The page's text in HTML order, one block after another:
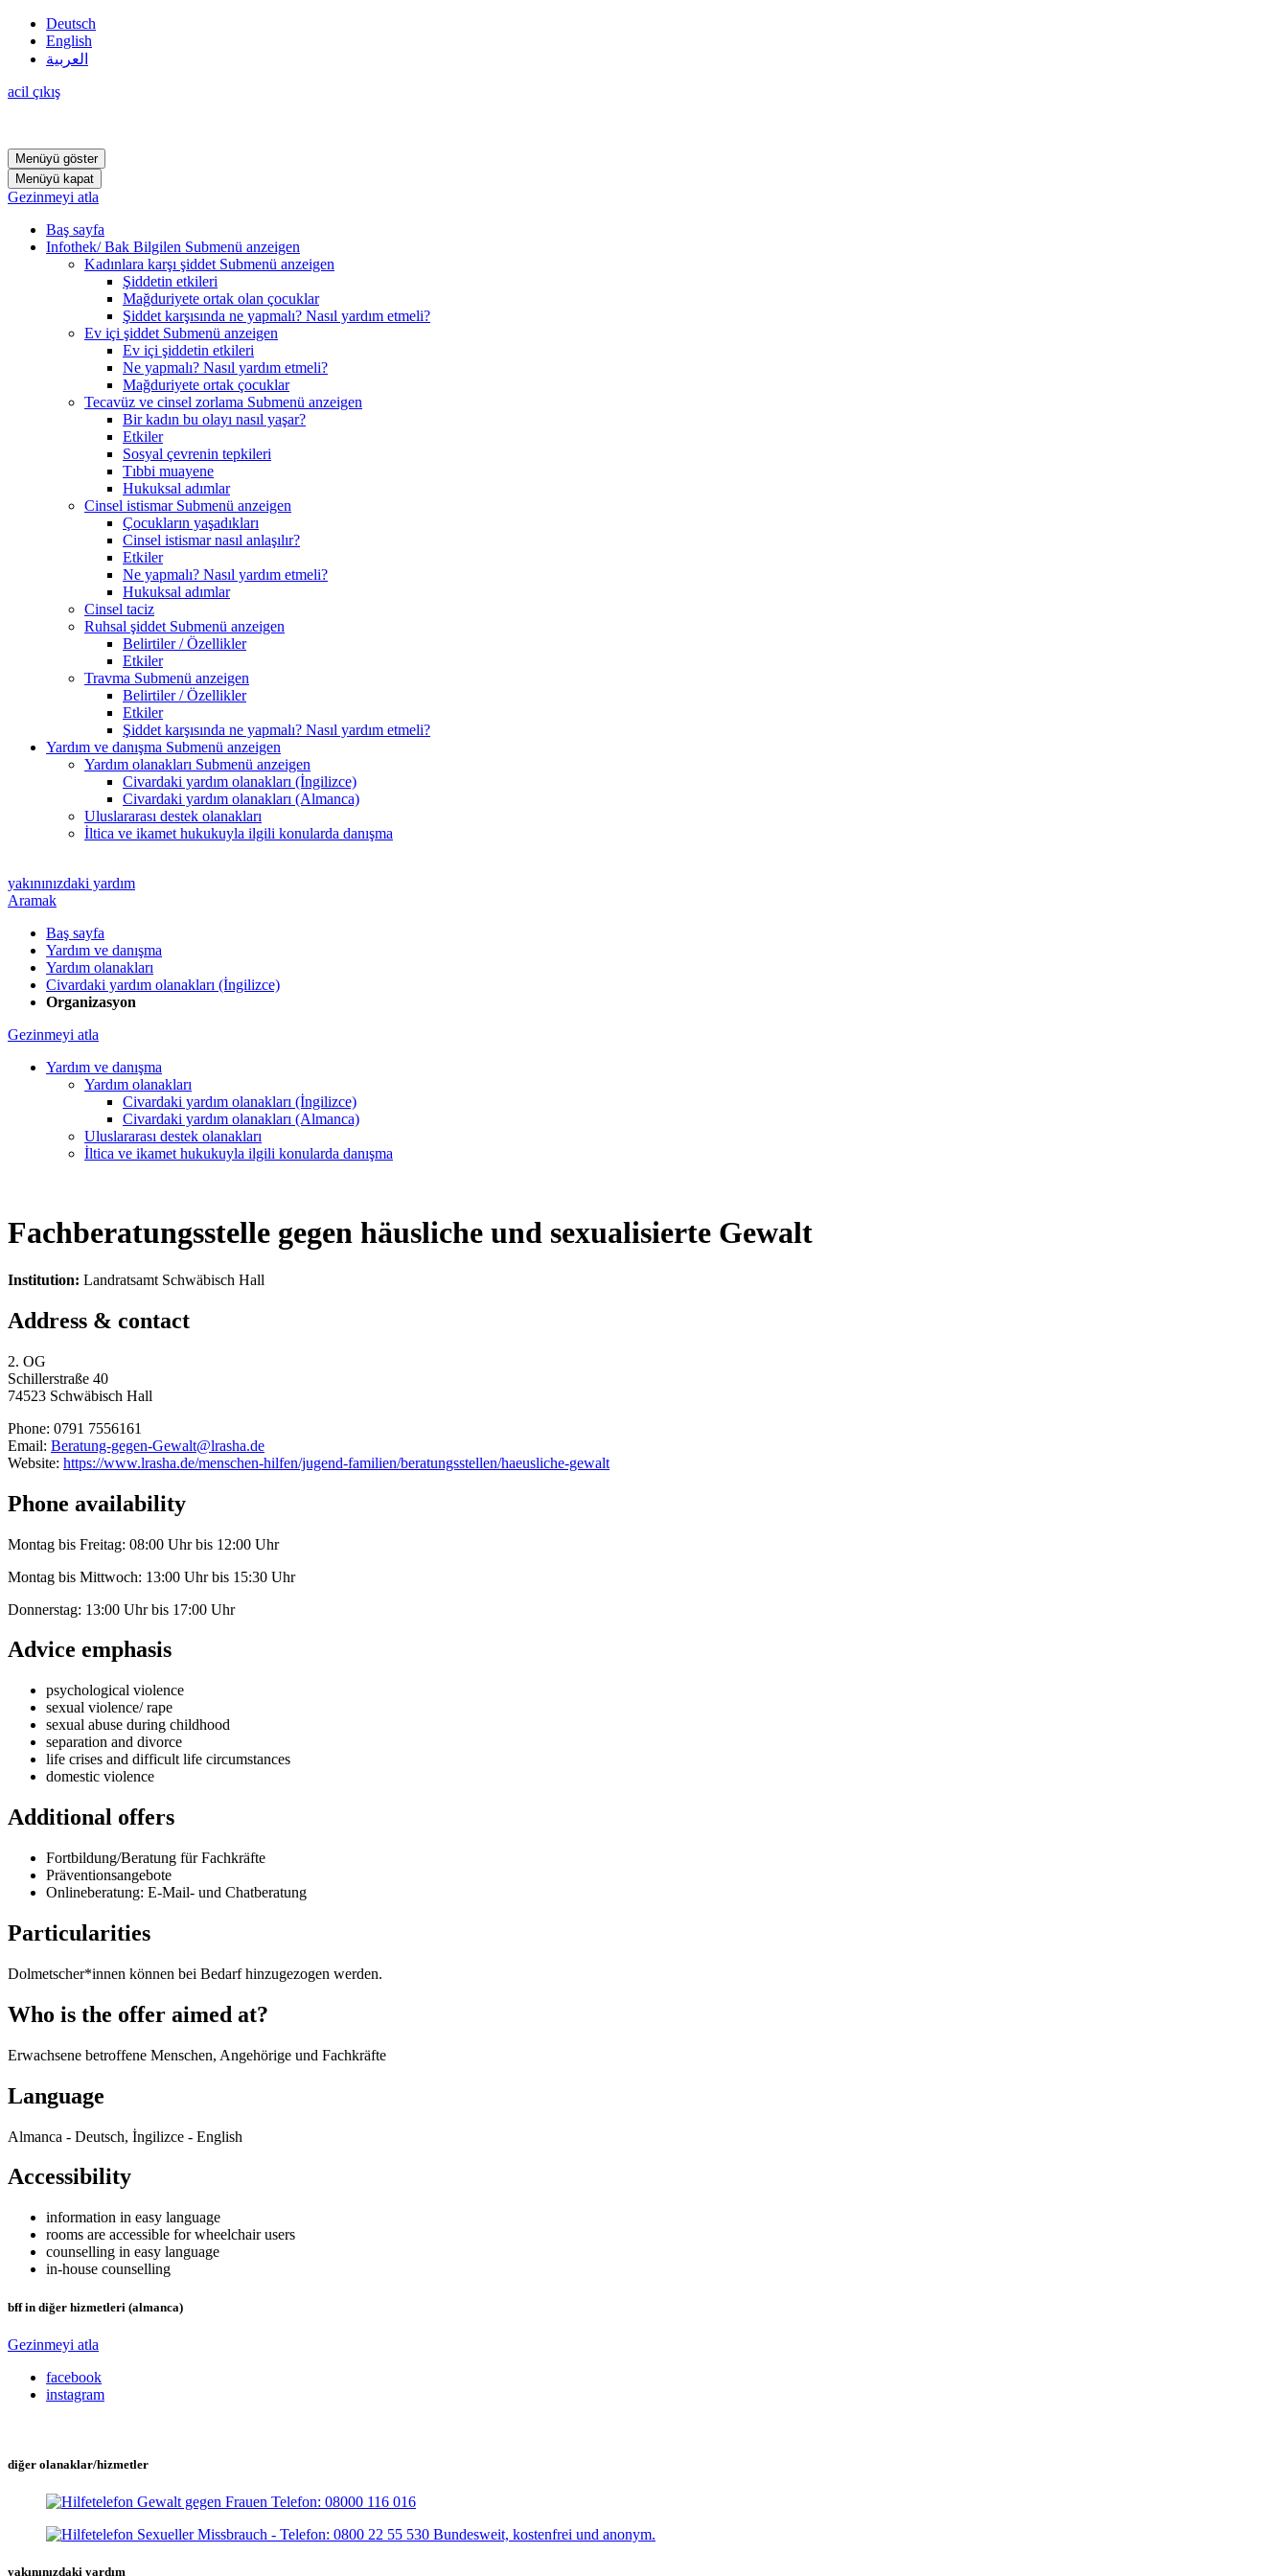
Deutsch
English
العربية
acil çıkış
Menüyü göster
Menüyü kapat
Gezinmeyi atla
Baş sayfa
Infothek/ Bak Bilgilen Submenü anzeigen
Kadınlara karşı şiddet Submenü anzeigen
Şiddetin etkileri
Mağduriyete ortak olan çocuklar
Şiddet karşısında ne yapmalı? Nasıl yardım etmeli?
Ev içi şiddet Submenü anzeigen
Ev içi şiddetin etkileri
Ne yapmalı? Nasıl yardım etmeli?
Mağduriyete ortak çocuklar
Tecavüz ve cinsel zorlama Submenü anzeigen
Bir kadın bu olayı nasıl yaşar?
Etkiler
Sosyal çevrenin tepkileri
Tıbbi muayene
Hukuksal adımlar
Cinsel istismar Submenü anzeigen
Çocukların yaşadıkları
Cinsel istismar nasıl anlaşılır?
Etkiler
Ne yapmalı? Nasıl yardım etmeli?
Hukuksal adımlar
Cinsel taciz
Ruhsal şiddet Submenü anzeigen
Belirtiler / Özellikler
Etkiler
Travma Submenü anzeigen
Belirtiler / Özellikler
Etkiler
Şiddet karşısında ne yapmalı? Nasıl yardım etmeli?
Yardım ve danışma Submenü anzeigen
Yardım olanakları Submenü anzeigen
Civardaki yardım olanakları (İngilizce)
Civardaki yardım olanakları (Almanca)
Uluslararası destek olanakları
İltica ve ikamet hukukuyla ilgili konularda danışma
yakınınızdaki yardım
Aramak
Baş sayfa
Yardım ve danışma
Yardım olanakları
Civardaki yardım olanakları (İngilizce)
Organizasyon
Gezinmeyi atla
Yardım ve danışma
Yardım olanakları
Civardaki yardım olanakları (İngilizce)
Civardaki yardım olanakları (Almanca)
Uluslararası destek olanakları
İltica ve ikamet hukukuyla ilgili konularda danışma
Fachberatungsstelle gegen häusliche und sexualisierte Gewalt
Institution: Landratsamt Schwäbisch Hall
Address & contact
2. OG
Schillerstraße 40
74523 Schwäbisch Hall
Phone: 0791 7556161
Email: Beratung-gegen-Gewalt@lrasha.de
Website: https://www.lrasha.de/menschen-hilfen/jugend-familien/beratungsstellen/haeusliche-gewalt
Phone availability
Montag bis Freitag: 08:00 Uhr bis 12:00 Uhr
Montag bis Mittwoch: 13:00 Uhr bis 15:30 Uhr
Donnerstag: 13:00 Uhr bis 17:00 Uhr
Advice emphasis
psychological violence
sexual violence/ rape
sexual abuse during childhood
separation and divorce
life crises and difficult life circumstances
domestic violence
Additional offers
Fortbildung/Beratung für Fachkräfte
Präventionsangebote
Onlineberatung: E-Mail- und Chatberatung
Particularities
Dolmetscher*innen können bei Bedarf hinzugezogen werden.
Who is the offer aimed at?
Erwachsene betroffene Menschen, Angehörige und Fachkräfte
Language
Almanca - Deutsch, İngilizce - English
Accessibility
information in easy language
rooms are accessible for wheelchair users
counselling in easy language
in-house counselling
bff in diğer hizmetleri (almanca)
Gezinmeyi atla
facebook
instagram
diğer olanaklar/hizmetler
yakınınızdaki yardım